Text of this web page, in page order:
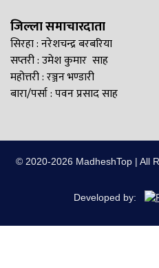
जिल्ला समाचारदाता
सिरहा : नरेशचन्द्र बरबरिया
सप्तरी : उमेश कुमार साह
महोत्तरी : रञ्जन भण्डारी
बारा/पर्सा : पवन प्रसाद साह
© 2020-2026 MadheshTop | All
Developed by: